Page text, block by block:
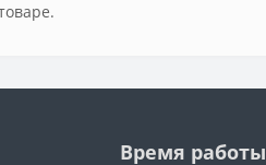
Время работы